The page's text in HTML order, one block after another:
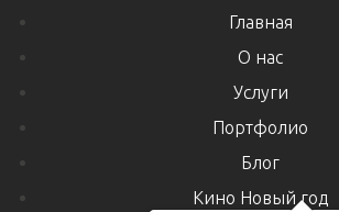
Главная
О нас
Услуги
Портфолио
Блог
Кино Новый год